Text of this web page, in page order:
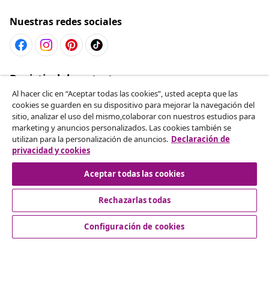
Nuestras redes sociales
Desistir del contrato
Solicita la cancelación de tu pedido.
Desistir del contrato
Servicio al Cliente
Empresas
Al hacer clic en “Aceptar todas las cookies”, usted acepta que las
cookies se guarden en su dispositivo para mejorar la navegación del
sitio, analizar el uso del mismo,colaborar con nuestros estudios para
marketing y anuncios personalizados. Las cookies también se
utilizan para la personalización de anuncios. Declaración de
privacidad y cookies
Aceptar todas las cookies
Rechazarlas todas
Configuración de cookies